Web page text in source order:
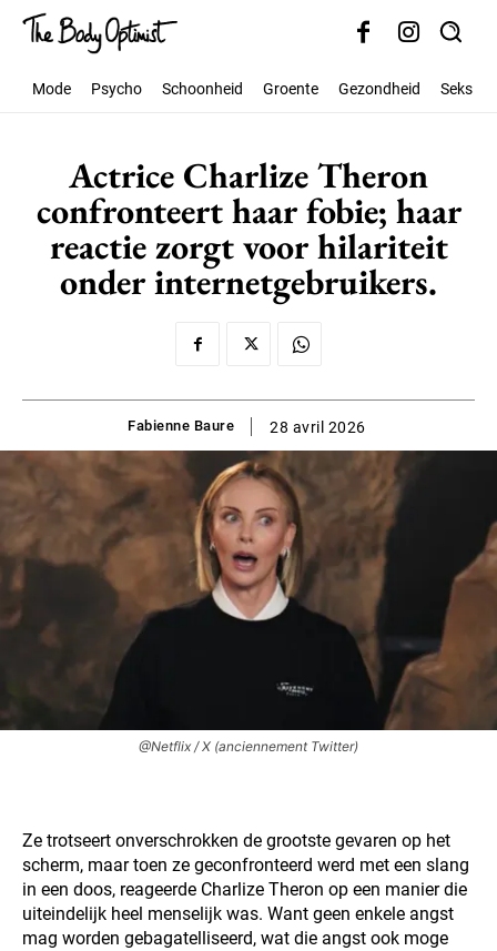
Mode Psycho Schoonheid Groente Gezondheid Seks
Actrice Charlize Theron
confronteert haar fobie; haar
reactie zorgt voor hilariteit
onder internetgebruikers.
Fabienne Baure 28 avril 2026
@Netflix / X (anciennement Twitter)
Ze trotseert onverschrokken de grootste gevaren op het
scherm, maar toen ze geconfronteerd werd met een slang
in een doos, reageerde Charlize Theron op een manier die
uiteindelijk heel menselijk was. Want geen enkele angst
mag worden gebagatelliseerd, wat die angst ook moge